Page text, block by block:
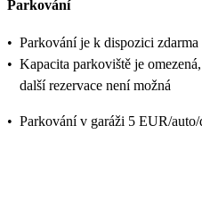
Parkování
• Parkování je k dispozici zdarma
• Kapacita parkoviště je
další rezervace není možná
• Parkování v garáži 5 EUR/auto/